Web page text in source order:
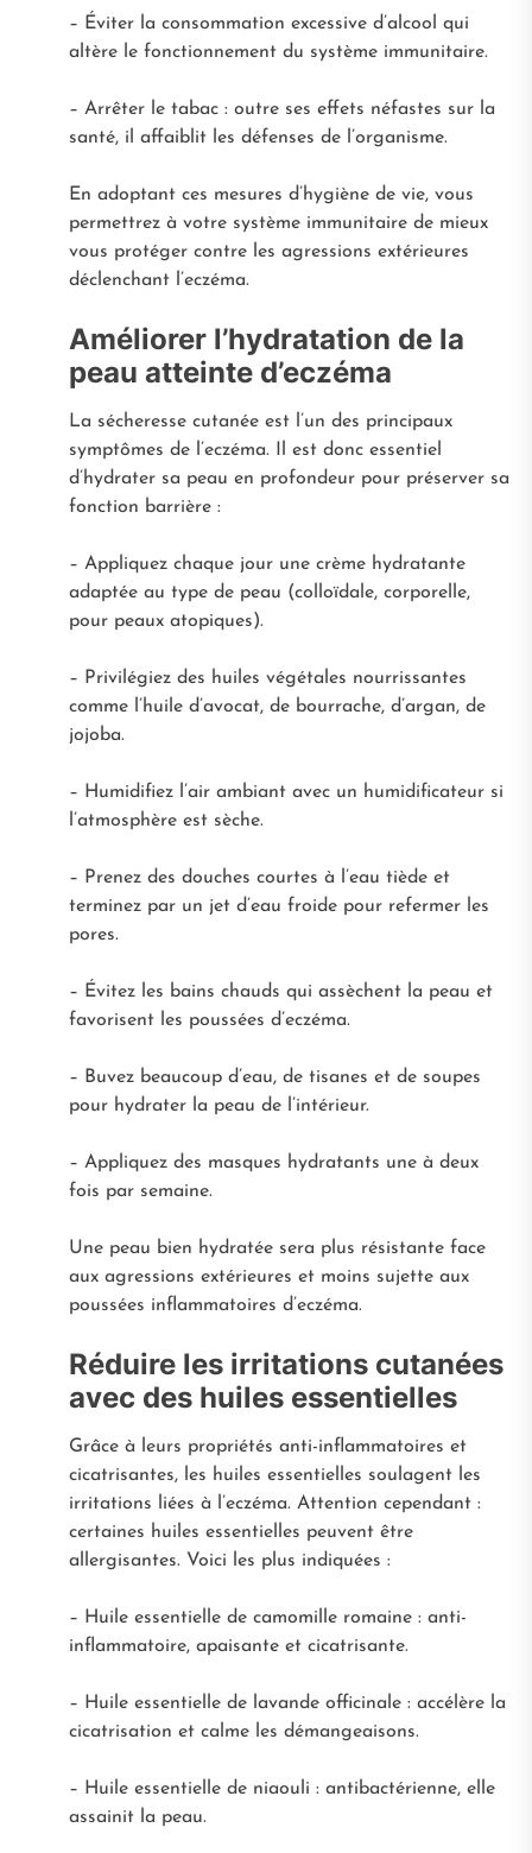
– Éviter la consommation excessive d’alcool qui
altère le fonctionnement du système immunitaire.
– Arrêter le tabac : outre ses effets néfastes sur la
santé, il affaiblit les défenses de l’organisme.
En adoptant ces mesures d’hygiène de vie, vous
permettrez à votre système immunitaire de mieux
vous protéger contre les agressions extérieures
déclenchant l’eczéma.
Améliorer l’hydratation de la
peau atteinte d’eczéma
La sécheresse cutanée est l’un des principaux
symptômes de l’eczéma. Il est donc essentiel
d’hydrater sa peau en profondeur pour préserver sa
fonction barrière :
– Appliquez chaque jour une crème hydratante
adaptée au type de peau (colloïdale, corporelle,
pour peaux atopiques).
– Privilégiez des huiles végétales nourrissantes
comme l’huile d’avocat, de bourrache, d’argan, de
jojoba.
– Humidifiez l’air ambiant avec un humidificateur si
l’atmosphère est sèche.
– Prenez des douches courtes à l’eau tiède et
terminez par un jet d’eau froide pour refermer les
pores.
– Évitez les bains chauds qui assèchent la peau et
favorisent les poussées d’eczéma.
– Buvez beaucoup d’eau, de tisanes et de soupes
pour hydrater la peau de l’intérieur.
– Appliquez des masques hydratants une à deux
fois par semaine.
Une peau bien hydratée sera plus résistante face
aux agressions extérieures et moins sujette aux
poussées inflammatoires d’eczéma.
Réduire les irritations cutanées
avec des huiles essentielles
Grâce à leurs propriétés anti-inflammatoires et
cicatrisantes, les huiles essentielles soulagent les
irritations liées à l’eczéma. Attention cependant :
certaines huiles essentielles peuvent être
allergisantes. Voici les plus indiquées :
– Huile essentielle de camomille romaine : anti-
inflammatoire, apaisante et cicatrisante.
– Huile essentielle de lavande officinale : accélère la
cicatrisation et calme les démangeaisons.
– Huile essentielle de niaouli : antibactérienne, elle
assainit la peau.